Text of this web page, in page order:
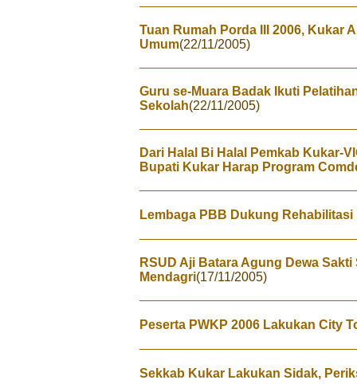
Tuan Rumah Porda III 2006, Kukar
Umum(22/11/2005)
Guru se-Muara Badak Ikuti
Sekolah(22/11/2005)
Dari Halal Bi Halal Pemkab Kukar-
Bupati Kukar Harap Program
Lembaga PBB Dukung
RSUD Aji Batara Agung Dewa
Mendagri(17/11/2005)
Peserta PWKP 2006 Lakukan City
Sekkab Kukar Lakukan Sidak,